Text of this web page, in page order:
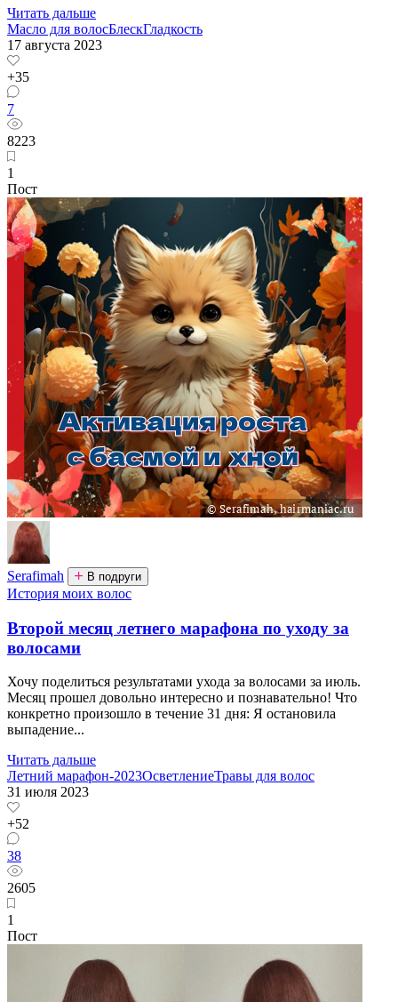
Читать дальше
Масло для волосБлескГладкость
17 августа 2023
+35
7
8223
1
Пост
Serafimah В подруги
История моих волос
Второй месяц летнего марафона по уходу за
волосами
Хочу поделиться результатами ухода за волосами за июль.
Месяц прошел довольно интересно и познавательно! Что
конкретно произошло в течение 31 дня: Я остановила
выпадение...
Читать дальше
Летний марафон-2023ОсветлениеТравы для волос
31 июля 2023
+52
38
2605
1
Пост